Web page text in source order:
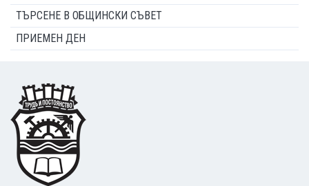
ТЪРСЕНЕ В ОБЩИНСКИ СЪВЕТ
ПРИЕМЕН ДЕН
Footer